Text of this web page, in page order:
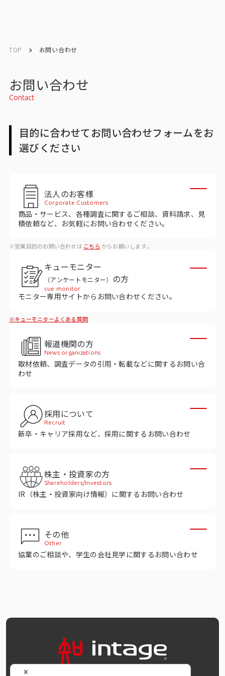
インテージの強み
会社情報トップ
会社概要・所在地
社長メッセージ
役員紹介
沿革
ニュース・メディア掲載
ソリューション／サービス
採用情報
TOP お問い合わせ
お問い合わせ
Contact
目的に合わせてお問い合わせフォームをお
選びください
法人のお客様
Corporate Customers
商品・サービス、各種調査に関するご相談、資料請求、見
積依頼など、お気軽にお問い合わせください。
※営業目的のお問い合わせは こちら からお願いします。
キューモニター
（アンケートモニター） の方
cue monitor
モニター専用サイトからお問い合わせください。
※キューモニターよくある質問
報道機関の方
News organizations
取材依頼、調査データの引用・転載などに関するお問い合
わせ
採用について
Recruit
新卒・キャリア採用など、採用に関するお問い合わせ
株主・投資家の方
Shareholders/Investors
IR（株主・投資家向け情報）に関するお問い合わせ
その他
Other
協業のご相談や、学生の会社見学に関するお問い合わせ